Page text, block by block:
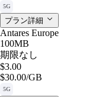
5G
プラン詳細
Antares Europe
100MB
期限なし
$3.00
$30.00/GB
5G